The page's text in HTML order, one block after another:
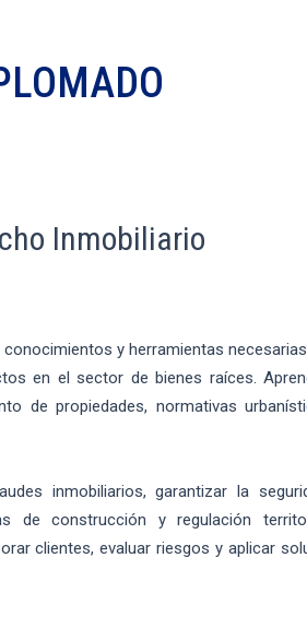
Inmobiliario
y herramientas
en el sector de bienes raíces.
de propiedades, normativas
inmobiliarios, garantizar la
de construcción y regulación
clientes, evaluar riesgos y aplicar